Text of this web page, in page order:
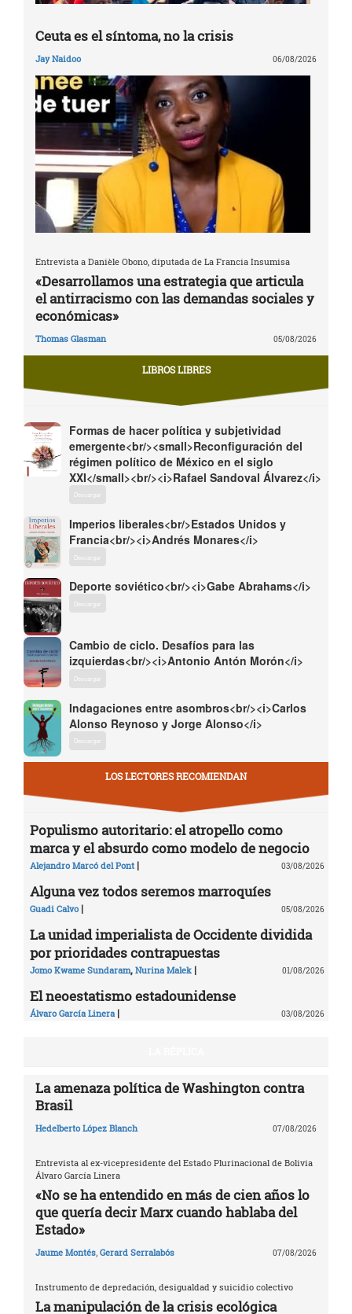
Ceuta es el síntoma, no la crisis
Jay Naidoo 06/08/2026
Entrevista a Danièle Obono, diputada de La Francia Insumisa
«Desarrollamos una estrategia que articula
el antirracismo con las demandas sociales y
económicas»
Thomas Glasman 05/08/2026
LIBROS LIBRES
Formas de hacer política y subjetividad
emergente<br/><small>Reconfiguración del
régimen político de México en el siglo
XXI</small><br/><i>Rafael Sandoval Álvarez</i>
Descargar
Imperios liberales<br/>Estados Unidos y
Francia<br/><i>Andrés Monares</i>
Descargar
Deporte soviético<br/><i>Gabe Abrahams</i>
Descargar
Cambio de ciclo. Desafíos para las
izquierdas<br/><i>Antonio Antón Morón</i>
Descargar
Indagaciones entre asombros<br/><i>Carlos
Alonso Reynoso y Jorge Alonso</i>
Descargar
LOS LECTORES RECOMIENDAN
Populismo autoritario: el atropello como
marca y el absurdo como modelo de negocio
Alejandro Marcó del Pont | 03/08/2026
Alguna vez todos seremos marroquíes
Guadi Calvo | 05/08/2026
La unidad imperialista de Occidente dividida
por prioridades contrapuestas
Jomo Kwame Sundaram, Nurina Malek | 01/08/2026
El neoestatismo estadounidense
Álvaro García Linera | 03/08/2026
La amenaza política de Washington contra
Brasil
Hedelberto López Blanch 07/08/2026
Entrevista al ex-vicepresidente del Estado Plurinacional de Bolivia
Álvaro García Linera
«No se ha entendido en más de cien años lo
que quería decir Marx cuando hablaba del
Estado»
Jaume Montés, Gerard Serralabós 07/08/2026
Instrumento de depredación, desigualdad y suicidio colectivo
La manipulación de la crisis ecológica